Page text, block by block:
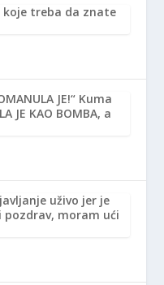
koje treba da znate
JE!“ Kuma
JE KAO BOMBA, a
uživo jer je
pozdrav, moram ući